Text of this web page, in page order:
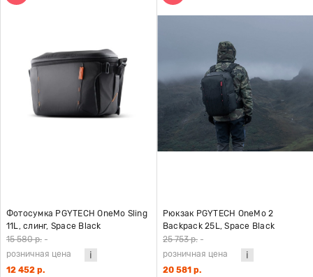
Фотосумка PGYTECH OneMo Sling
11L, слинг, Space Black
15 580 р. -
розничная цена
12 452 р.
Рюкзак PGYTECH OneMo 2
Backpack 25L, Space Black
25 753 р. -
розничная цена
20 581 р.